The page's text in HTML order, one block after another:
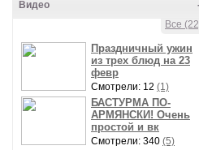
Видео
Все
Праздничный ужин
из трех блюд на 23
февр
Смотрели: 12 (1)
БАСТУРМА ПО-
АРМЯНСКИ! Очень
простой и вк
Смотрели: 340 (5)